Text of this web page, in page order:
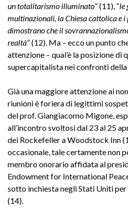
un totalitarismo illuminato” (11), “le
multinazionali, la Chiesa cattolica e
dimostrano che il
realtà” (12). Ma – ecco un punto
attenzione – qual’è la posizione di
supercapitalista nei confronti
Già una maggiore attenzione ai
riunioni è foriera di legittimi
del prof. Giangiacomo Migone,
all’incontro svoltosi dal 23 al 25
dei Rockefeller a Woodstock Inn
occasionale, tale certamente non
membro onorario affidata al
Endowment for International
sotto inchiesta negli Stati Uniti
(14).